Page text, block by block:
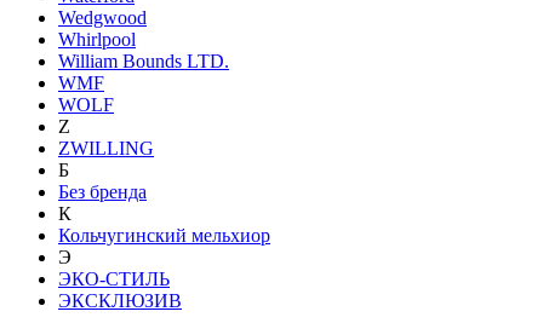
Wedgwood
Whirlpool
William Bounds LTD.
WMF
WOLF
Z
ZWILLING
Б
Без бренда
К
Кольчугинский мельхиор
Э
ЭКО-СТИЛЬ
ЭКСКЛЮЗИВ